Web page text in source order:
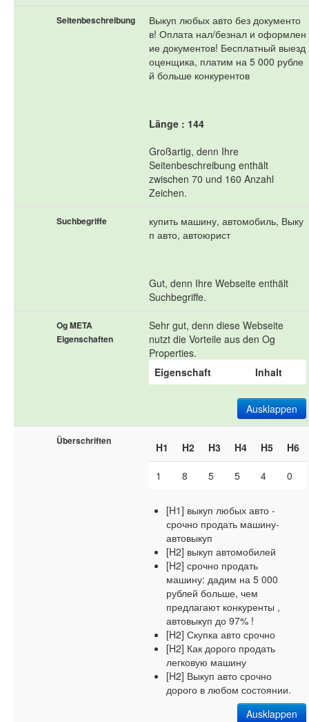
Seitenbeschreibung
Выкуп любых авто без документо
в! Оплата нал/безнал и оформлен
ие документов! Бесплатный выезд
оценщика, платим на 5 000 рубле
й больше конкурентов
Länge : 144
Großartig, denn Ihre
Seitenbeschreibung enthält
zwischen 70 und 160 Anzahl
Zeichen.
Suchbegriffe
купить машину, автомобиль, Выку
п авто, автоюрист
Gut, denn Ihre Webseite enthält
Suchbegriffe.
Og META
Eigenschaften
Sehr gut, denn diese Webseite
nutzt die Vorteile aus den Og
Properties.
Eigenschaft
Inhalt
Ausklappen
Überschriften H1 H2 H3 H4 H5 H6
1 8 5 5 4 0
[H1] выкуп любых авто -
срочно продать машину-
автовыкуп
[H2] выкуп автомобилей
[H2] срочно продать
машину: дадим на 5 000
рублей больше, чем
предлагают конкуренты , ​​​​​​​
автовыкуп до 97% !
[H2] Скупка авто срочно
[H2] Как дорого продать
легковую машину
[H2] Выкуп авто срочно
дорого в любом состоянии.
Ausklappen